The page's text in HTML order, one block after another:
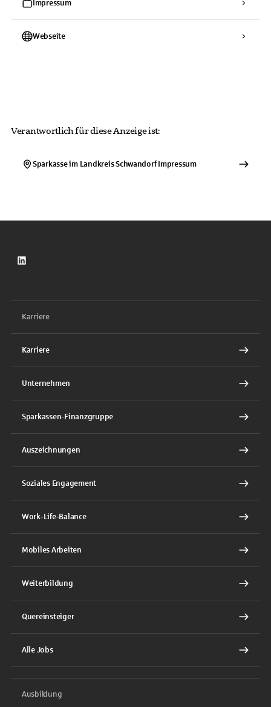
Impressum
Webseite
Verantwortlich für diese Anzeige ist:
Sparkasse im Landkreis SchwandorfImpressum
LinkedIn
Karriere
Karriere
Unternehmen
Sparkassen-Finanzgruppe
Auszeichnungen
Soziales Engagement
Work-Life-Balance
Mobiles Arbeiten
Weiterbildung
Quereinsteiger
Alle Jobs
Ausbildung